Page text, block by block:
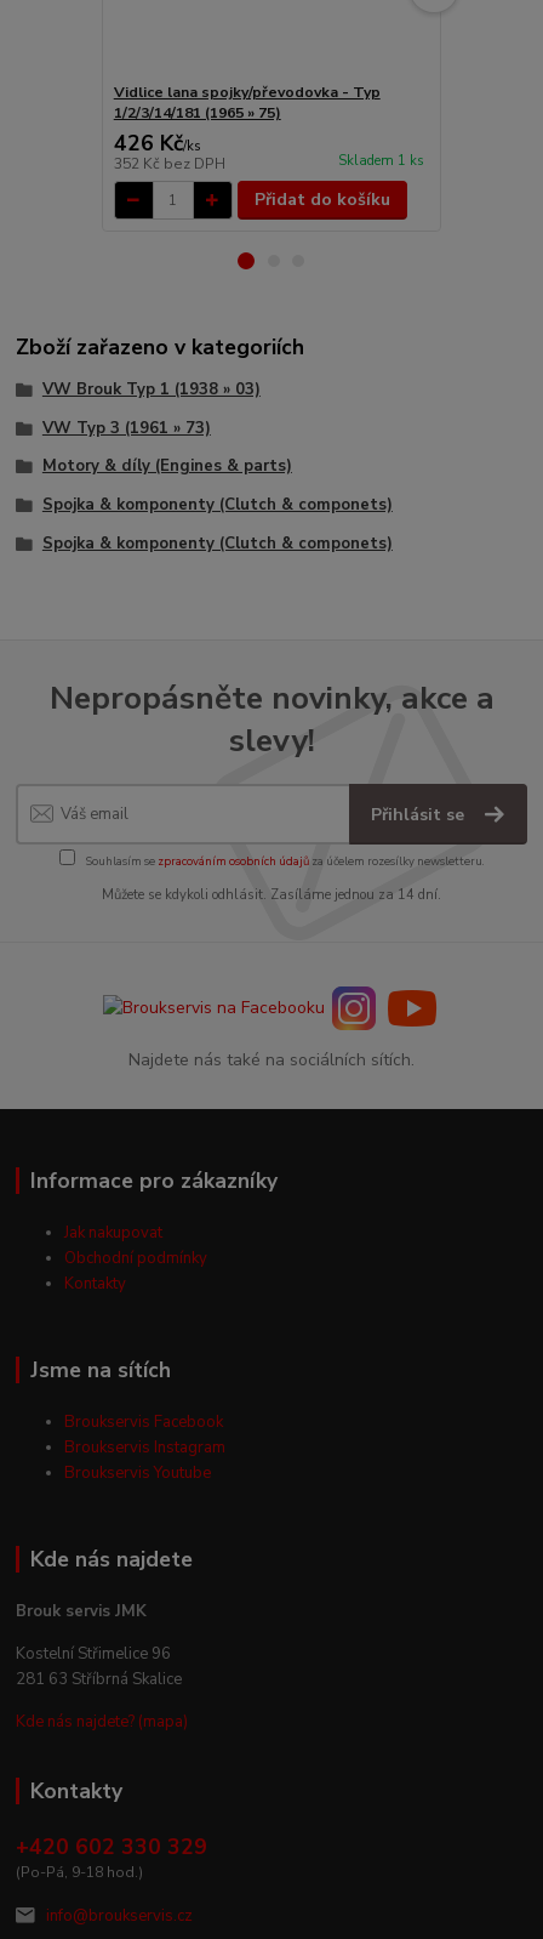
Vidlice lana spojky/převodovka - Typ
1/2/3/14/181 (1965 » 75)
426 Kč/ks
352 Kč bez DPH Skladem 1 ks
Přidat do košíku
Zboží zařazeno v kategoriích
VW Brouk Typ 1 (1938 » 03)
VW Typ 3 (1961 » 73)
Motory & díly (Engines & parts)
Spojka & komponenty (Clutch & componets)
Spojka & komponenty (Clutch & componets)
Nepropásněte novinky, akce a
slevy!
Přihlásit se
Souhlasím se zpracováním osobních údajůza účelem rozesílky newsletteru.
Můžete se kdykoli odhlásit. Zasíláme jednou za 14 dní.
Najdete nás také na sociálních sítích.
Informace pro zákazníky
Jak nakupovat
Obchodní podmínky
Kontakty
Jsme na sítích
Broukservis Facebook
Broukservis Instagram
Broukservis Youtube
Kde nás najdete
Brouk servis JMK
Kostelní Střimelice 96
281 63 Stříbrná Skalice
Kde nás najdete? (mapa)
Kontakty
+420 602 330 329
(Po-Pá, 9-18 hod.)
info@broukservis.cz